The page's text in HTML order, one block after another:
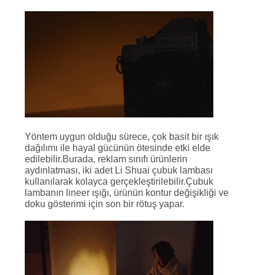
Yöntem uygun olduğu sürece, çok basit bir ışık
dağılımı ile hayal gücünün ötesinde etki elde
edilebilir.Burada, reklam sınıfı ürünlerin
aydınlatması, iki adet Li Shuai çubuk lambası
kullanılarak kolayca gerçekleştirilebilir.Çubuk
lambanın lineer ışığı, ürünün kontur değişikliği ve
doku gösterimi için son bir rötuş yapar.